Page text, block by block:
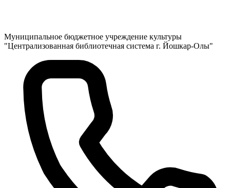
Муниципальное бюджетное учреждение культуры
"Централизованная библиотечная система г. Йошкар-Олы"